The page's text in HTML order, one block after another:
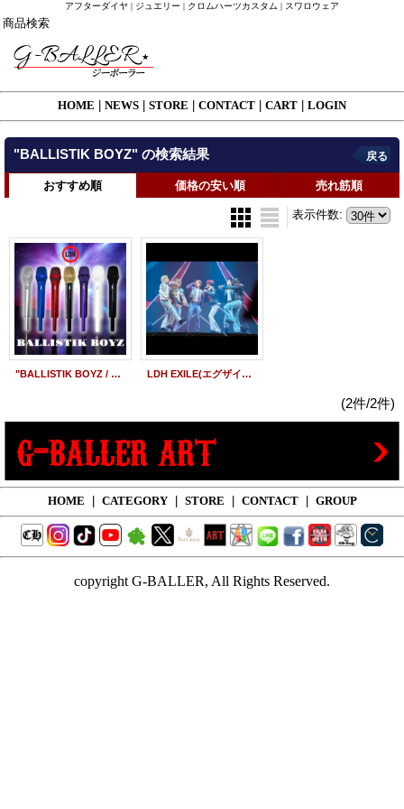
アフターダイヤ | ジュエリー | クロムハーツカスタム | スワロウェア
商品検索
HOME NEWS STORE CONTACT CART LOGIN
"BALLISTIK BOYZ" の検索結果 戻る
おすすめ順 価格の安い順 売れ筋順
表示件数:
"BALLISTIK BOYZ / バリスティックボーイズ from EXILE TRIBE 日本武道館ライブ用" マイク デコオーダー 全メンバー 製作実績 LDH EXILE(エグザイル) 新グループ BALLISTIK BOYZ(バリスティックボーイズ) コンサート用 デコマイク オーダーメイド 全メンバー 製作実績
(2件/2件)
HOME CATEGORY STORE CONTACT GROUP
copyright G-BALLER, All Rights Reserved.